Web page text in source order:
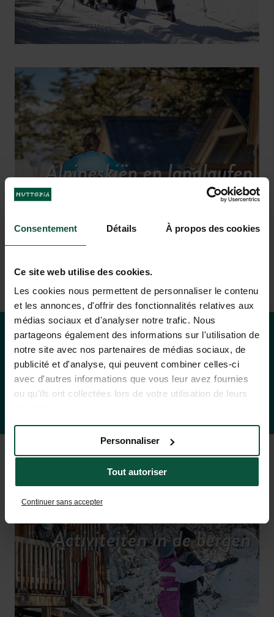
Consentement Détails À propos des cookies
Ce site web utilise des cookies.
Les cookies nous permettent de personnaliser le contenu
et les annonces, d'offrir des fonctionnalités relatives aux
médias sociaux et d'analyser notre trafic. Nous
partageons également des informations sur l'utilisation de
notre site avec nos partenaires de médias sociaux, de
publicité et d'analyse, qui peuvent combiner celles-ci
avec d'autres informations que vous leur avez fournies
ou qu'ils ont collectées lors de votre utilisation de leurs
Tout autoriser
Personnaliser
Continuer sans accepter
Alpineskiën en langlaufen,
Tarieven & beschikbaarheid
Activiteiten in de bergen